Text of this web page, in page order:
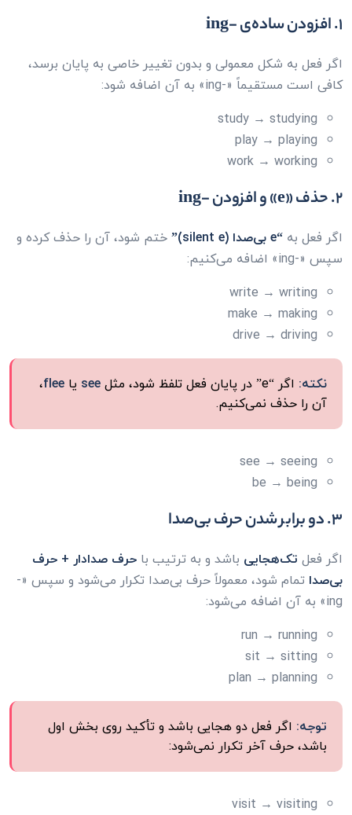
۱. افزودن ساده‌ی -ing
اگر فعل به شکل معمولی و بدون تغییر خاصی به پایان برسد،
کافی است مستقیماً «-ing» به آن اضافه شود:
study → studying
play → playing
work → working
۲. حذف «e» و افزودن -ing
اگر فعل به “e بی‌صدا (silent e)”
ختم شود، آن را حذف کرده و
سپس «-ing» اضافه می‌کنیم:
write → writing
make → making
drive → driving
نکته: اگر “e” در پایان فعل تلفظ شود، مثل see یا flee،
آن را حذف نمی‌کنیم.
see → seeing
be → being
۳. دو برابر شدن حرف بی‌صدا
اگر فعل تک‌هجایی باشد و به ترتیب با حرف صدادار + حرف
بی‌صدا تمام شود، معمولاً حرف بی‌صدا تکرار می‌شود و سپس «-
ing» به آن اضافه می‌شود:
run → running
sit → sitting
plan → planning
توجه: اگر فعل دو هجایی باشد و تأکید روی بخش اول
باشد، حرف آخر تکرار نمی‌شود:
visit → visiting